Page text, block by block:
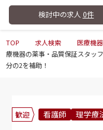
検討中の求人 0件
TOP 求人検索 医療機
療機器の薬事・品質保証スタッ
分の2を補助！
歓迎 看護師 理学療